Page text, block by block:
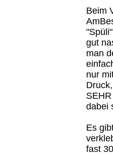
Beim
gut
man
nur
dabei
Es
fast